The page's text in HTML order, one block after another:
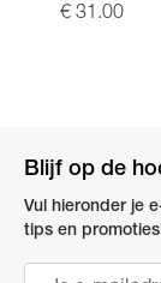
€ 31.00
Blijf op de
Vul hieronder je
tips en